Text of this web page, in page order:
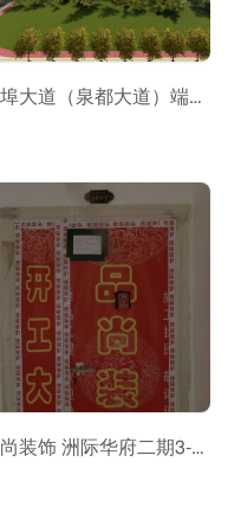
官埠大道（泉都大道）端头节点景观改造工程
品尚装饰 洲际华府二期3-2-1003